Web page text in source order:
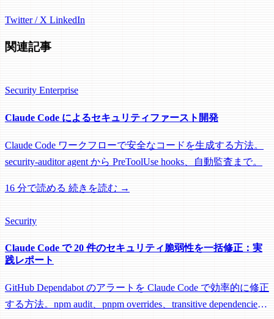
Twitter / X LinkedIn
関連記事
Security Enterprise
Claude Code によるセキュリティファースト開発
Claude Code ワークフローで安全なコードを生成する方法。
security-auditor agent から PreToolUse hooks、自動監査まで。
16 分で読める 続きを読む →
Security
Claude Code で 20 件のセキュリティ脆弱性を一括修正：実
践レポート
GitHub Dependabot のアラートを Claude Code で効率的に修正
する方法。npm audit、pnpm overrides、transitive dependencies